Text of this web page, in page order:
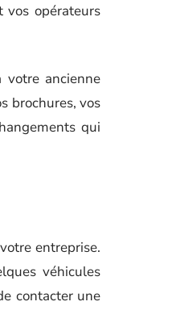
vos opérateurs
ancienne
brochures, vos
qui
entreprise.
véhicules
contacter une